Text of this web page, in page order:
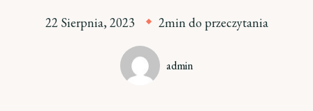
22 Sierpnia, 2023 2min do przeczytania
admin